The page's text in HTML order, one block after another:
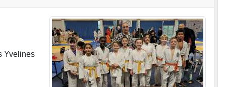
Yvelines